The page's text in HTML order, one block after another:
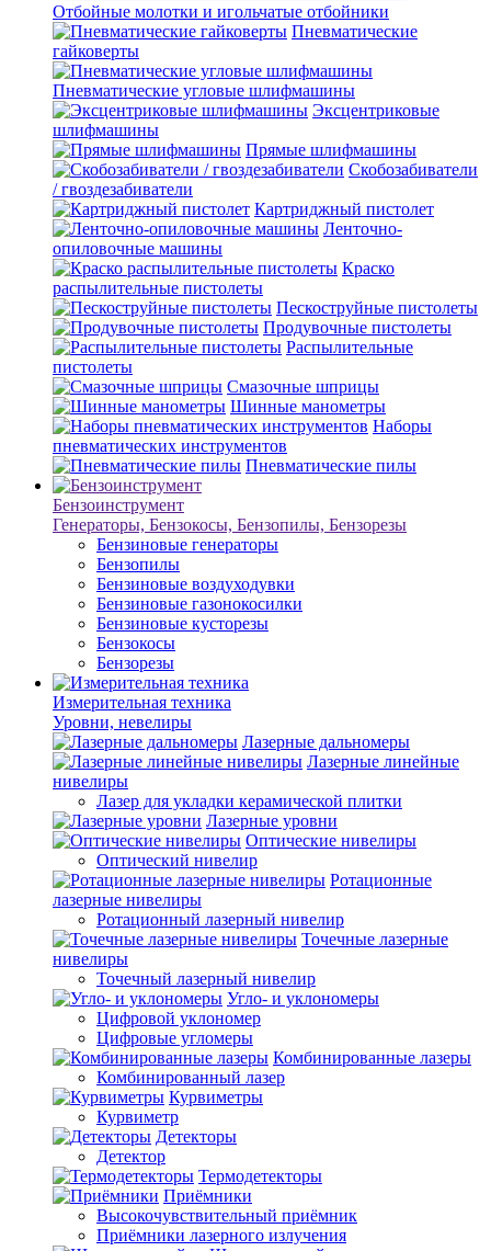
Отбойные молотки и игольчатые отбойники
Пневматические
гайковерты
Пневматические угловые шлифмашины
Эксцентриковые
шлифмашины
Прямые шлифмашины
Скобозабиватели
/ гвоздезабиватели
Картриджный пистолет
Ленточно-
опиловочные машины
Краско
распылительные пистолеты
Пескоструйные пистолеты
Продувочные пистолеты
Распылительные
пистолеты
Смазочные шприцы
Шинные манометры
Наборы
пневматических инструментов
Пневматические пилы
Бензоинструмент
Генераторы, Бензокосы, Бензопилы, Бензорезы
Бензиновые генераторы
Бензопилы
Бензиновые воздуходувки
Бензиновые газонокосилки
Бензиновые кусторезы
Бензокосы
Бензорезы
Измерительная техника
Уровни, невелиры
Лазерные дальномеры
Лазерные линейные
нивелиры
Лазер для укладки керамической плитки
Лазерные уровни
Оптические нивелиры
Оптический нивелир
Ротационные
лазерные нивелиры
Ротационный лазерный нивелир
Точечные лазерные
нивелиры
Точечный лазерный нивелир
Угло- и уклономеры
Цифровой уклономер
Цифровые угломеры
Комбинированные лазеры
Комбинированный лазер
Курвиметры
Курвиметр
Детекторы
Детектор
Термодетекторы
Приёмники
Высокочувствительный приёмник
Приёмники лазерного излучения